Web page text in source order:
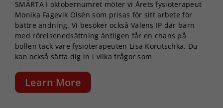
SMÄRTA I oktobernumret möter vi Årets fysioterapeut
Monika Fagevik Olsén som prisas för sitt arbete för
bättre andning. Vi besöker också Välens IP där barn
med rörelsenedsättning äntligen får en chans på
bollen tack vare fysioterapeuten Lisa Korutschka. Du
kan också sätta dig in i vilka frågor som
Learn More